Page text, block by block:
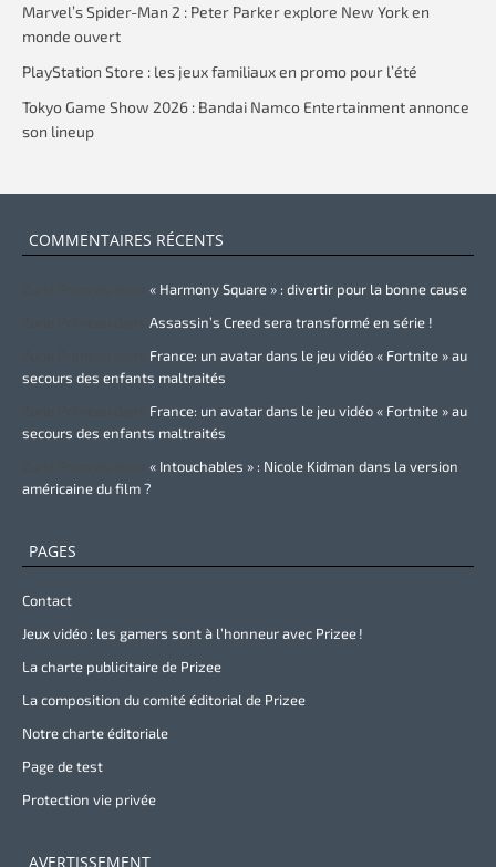
Marvel’s Spider-Man 2 : Peter Parker explore New York en
monde ouvert
PlayStation Store : les jeux familiaux en promo pour l’été
Tokyo Game Show 2026 : Bandai Namco Entertainment annonce
son lineup
COMMENTAIRES RÉCENTS
« Harmony Square » : divertir pour la bonne cause
Assassin’s Creed sera transformé en série !
France: un avatar dans le jeu vidéo « Fortnite » au
secours des enfants maltraités
France: un avatar dans le jeu vidéo « Fortnite » au
secours des enfants maltraités
« Intouchables » : Nicole Kidman dans la version
américaine du film ?
PAGES
Contact
Jeux vidéo : les gamers sont à l’honneur avec Prizee !
La charte publicitaire de Prizee
La composition du comité éditorial de Prizee
Notre charte éditoriale
Page de test
Protection vie privée
AVERTISSEMENT